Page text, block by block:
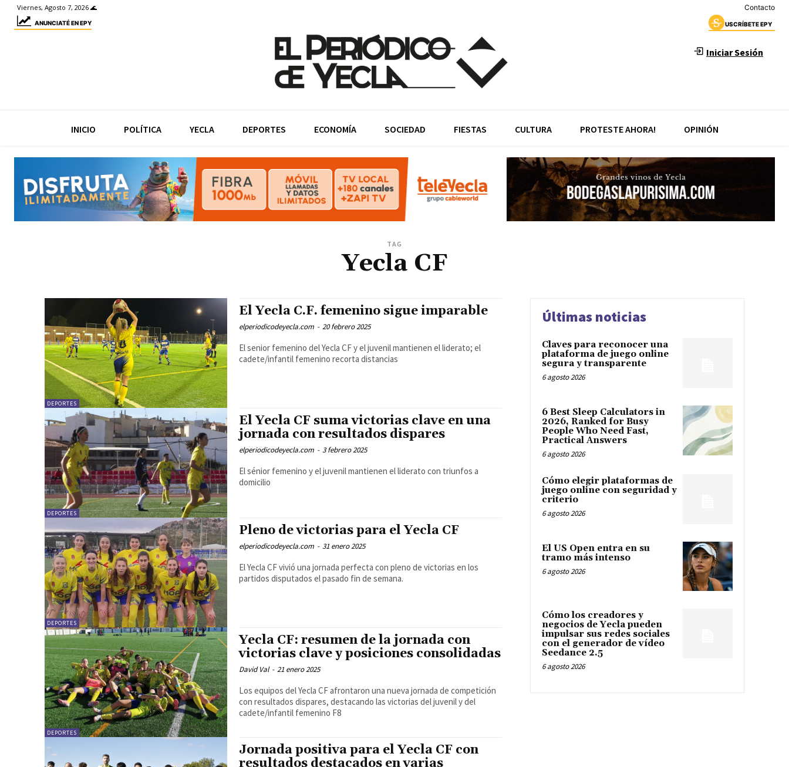
Viernes, Agosto 7, 2026 🌊 Contacto
ANUNCIATÉ EN EPY USCRÍBETE EPY
Iniciar Sesión
INICIO POLÍTICA YECLA DEPORTES ECONOMÍA SOCIEDAD FIESTAS CULTURA PROTESTE AHORA! OPINIÓN
TAG
Yecla CF
DEPORTES
El Yecla C.F. femenino sigue imparable
elperiodicodeyecla.com - 20 febrero 2025
El senior femenino del Yecla CF y el juvenil mantienen el liderato; el
cadete/infantil femenino recorta distancias
DEPORTES
El Yecla CF suma victorias clave en una
jornada con resultados dispares
elperiodicodeyecla.com - 3 febrero 2025
El sénior femenino y el juvenil mantienen el liderato con triunfos a
domicilio
DEPORTES
Pleno de victorias para el Yecla CF
elperiodicodeyecla.com - 31 enero 2025
El Yecla CF vivió una jornada perfecta con pleno de victorias en los
partidos disputados el pasado fin de semana.
DEPORTES
Yecla CF: resumen de la jornada con
victorias clave y posiciones consolidadas
David Val - 21 enero 2025
Los equipos del Yecla CF afrontaron una nueva jornada de competición
con resultados dispares, destacando las victorias del juvenil y del
cadete/infantil femenino F8
Jornada positiva para el Yecla CF con
resultados destacados en varias
Últimas noticias
Claves para reconocer una
plataforma de juego online
segura y transparente
6 agosto 2026
6 Best Sleep Calculators in
2026, Ranked for Busy
People Who Need Fast,
Practical Answers
6 agosto 2026
Cómo elegir plataformas de
juego online con seguridad y
criterio
6 agosto 2026
El US Open entra en su
tramo más intenso
6 agosto 2026
Cómo los creadores y
negocios de Yecla pueden
impulsar sus redes sociales
con el generador de vídeo
Seedance 2.5
6 agosto 2026